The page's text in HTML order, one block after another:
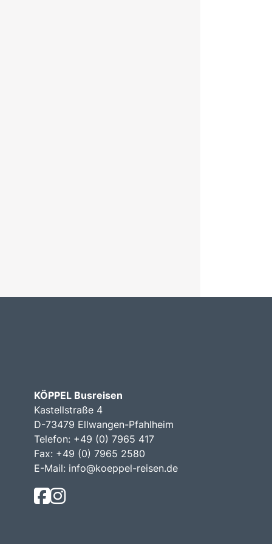
KÖPPEL Busreisen
Kastellstraße 4
D-73479 Ellwangen-Pfahlheim
Telefon: +49 (0) 7965 417
Fax: +49 (0) 7965 2580
E-Mail: info@koeppel-reisen.de